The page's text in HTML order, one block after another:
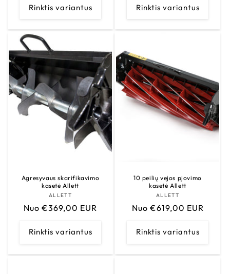
Rinktis variantus Rinktis variantus
Agresyvaus skarifikavimo
kasetė Allett
Tiekėjas:
ALLETT
Įprasta
Nuo €369,00 EUR
Rinktis variantus
10 peilių vejos pjovimo
kasetė Allett
Tiekėjas:
ALLETT
Įprasta
Nuo €619,00 EUR
Rinktis variantus